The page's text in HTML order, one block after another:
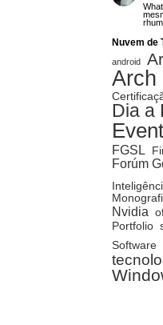
Nuvem de
android
Arch
Dia a
FGSL
Forúm
Nvidia
Portfolio
Software